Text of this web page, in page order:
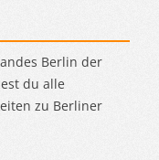
Berlin der
du alle
zu Berliner